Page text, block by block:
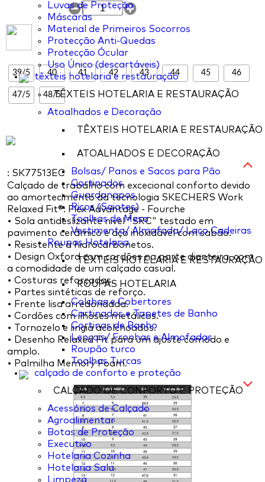
Luvas de Proteção
Máscaras
Material de Primeiros Socorros
Protecção Anti-Quedas
Protecção Ócular
Uso Único (descartáveis)
têxteis hotelaria e restauração
TÊXTEIS HOTELARIA E RESTAURAÇÃO
Atoalhados e Decoração
TÊXTEIS HOTELARIA E RESTAURAÇÃO
ATOALHADOS E DECORAÇÃO
Bolsas/ Panos e Sacos para Pão
Cortinados
Guardanapos
Riços (Saiotes)
Toalhas de Mesa
Vestimenta/ Almofada/ Laço Cadeiras
Roupas Hotelaria
TÊXTEIS HOTELARIA E RESTAURAÇÃO
ROUPAS HOTELARIA
Colchas e Cobertores
Cortinados e Tapetes de Banho
Cortinas de Banho
Lençois/ Fronhas e Almofadas
Roupão turco
Toalhas Turcas
calçado de conforto e proteção
CALÇADO DE CONFORTO E PROTEÇÃO
Acessórios de Calçado
Agroalimentar
Botas de Proteção
Executivo
Hotelaria Cozinha
Hotelaria Sala
Limpeza
39/5 40 41 42 43 44 45 46
47/5 48/5
: SK77513EC
Calçado de trabalho com excecional conforto devido
ao amortecimento da tecnologia SKECHERS Work
Relaxed Fit®: Flex Advantage - Fourche
• Sola antideslizante nivel "SRC" testado em
pavimento cerâmico e aço inoxidável com sabão.
• Resistente a hidrocarbonetos.
• Design Oxford com cordões na parte dianteira, com
a comodidade de um calçado casual.
• Costuras reforçadas.
• Partes sintéticas de reforço.
• Frente lisa arredondada.
• Cordões com ilhoses metálicos.
• Tornozelo e lingia acolchoados.
• Desenho Relaxed Fit para um ajuste comodo e
amplo.
• Palmilha Memory Foam.